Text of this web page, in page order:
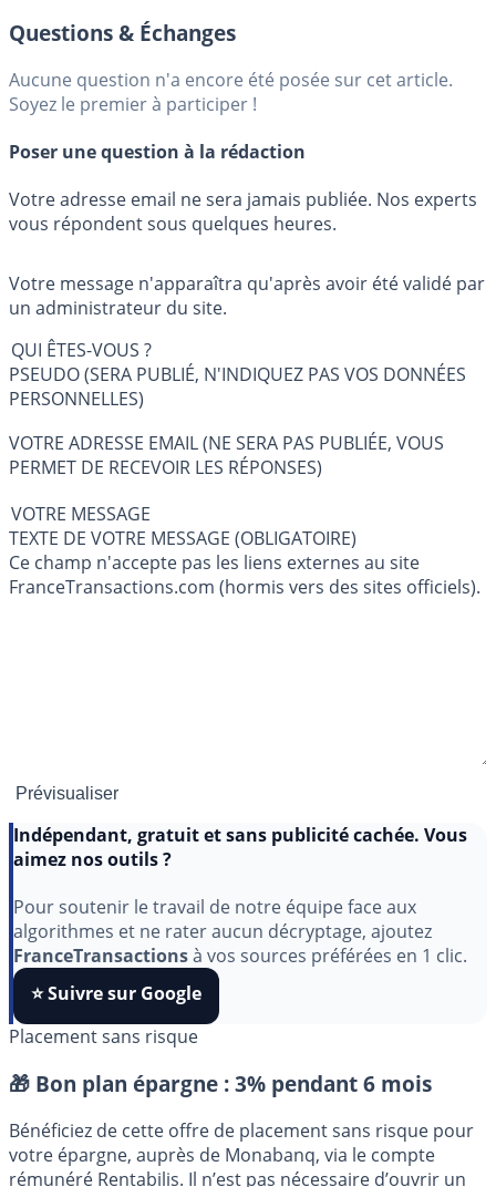
Questions & Échanges
Aucune question n'a encore été posée sur cet article.
Soyez le premier à participer !
Poser une question à la rédaction
Votre adresse email ne sera jamais publiée. Nos experts
vous répondent sous quelques heures.
Votre message n'apparaîtra qu'après avoir été validé par
un administrateur du site.
QUI ÊTES-VOUS ?
PSEUDO (SERA PUBLIÉ, N'INDIQUEZ PAS VOS DONNÉES
PERSONNELLES)
VOTRE ADRESSE EMAIL (NE SERA PAS PUBLIÉE, VOUS
PERMET DE RECEVOIR LES RÉPONSES)
VOTRE MESSAGE
TEXTE DE VOTRE MESSAGE (OBLIGATOIRE)
Ce champ n'accepte pas les liens externes au site
FranceTransactions.com (hormis vers des sites officiels).
aimez nos outils ?
Pour soutenir le travail de notre équipe face aux
algorithmes et ne rater aucun décryptage, ajoutez
FranceTransactionsà vos sources préférées en 1 clic.
⭐️ Suivre sur Google
Placement sans risque
🎁 Bon plan épargne : 3% pendant 6 mois
Bénéficiez de cette offre de placement sans risque pour